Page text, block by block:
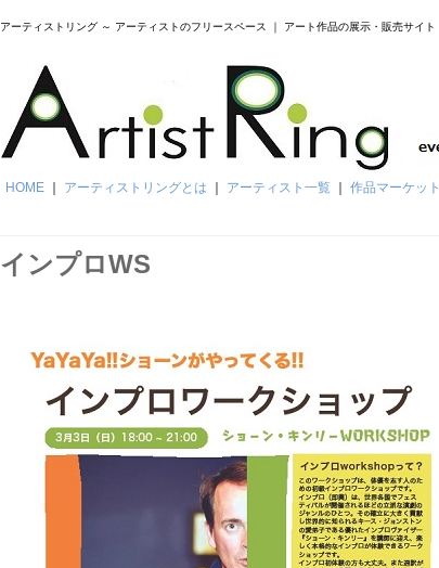
アーティストリング ～ アーティストのフリースペース ｜ アート作品の展示・販売サイト
HOME アーティストリングとは アーティスト一覧 作品マーケット
インプロWS